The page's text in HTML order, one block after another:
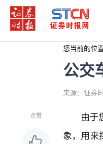
您当前的位置
公交
来源：证券
点赞
由于
象，用来